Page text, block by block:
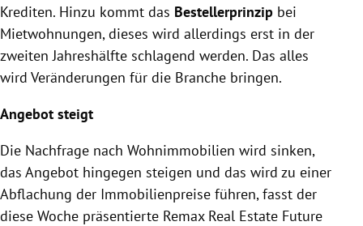
Krediten. Hinzu kommt das Bestellerprinzip bei
Mietwohnungen, dieses wird allerdings erst in der
zweiten Jahreshälfte schlagend werden. Das alles
wird Veränderungen für die Branche bringen.
Angebot steigt
Die Nachfrage nach Wohnimmobilien wird sinken,
das Angebot hingegen steigen und das wird zu einer
Abflachung der Immobilienpreise führen, fasst der
diese Woche präsentierte Remax Real Estate Future